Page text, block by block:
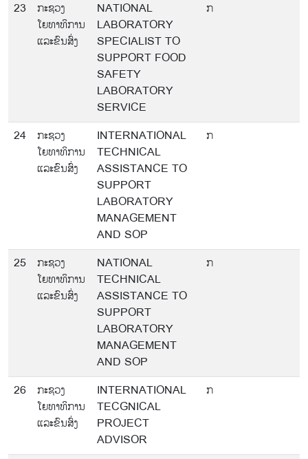
23
ກະຊວງ
ໂຍທາທິການ
ແລະຂົນສົ່ງ
NATIONAL
LABORATORY
SPECIALIST TO
SUPPORT FOOD
SAFETY
LABORATORY
SERVICE
ກ
24
ກະຊວງ
ໂຍທາທິການ
ແລະຂົນສົ່ງ
INTERNATIONAL
TECHNICAL
ASSISTANCE TO
SUPPORT
LABORATORY
MANAGEMENT
AND SOP
ກ
25
ກະຊວງ
ໂຍທາທິການ
ແລະຂົນສົ່ງ
NATIONAL
TECHNICAL
ASSISTANCE TO
SUPPORT
LABORATORY
MANAGEMENT
AND SOP
ກ
26
ກະຊວງ
ໂຍທາທິການ
ແລະຂົນສົ່ງ
INTERNATIONAL
TECGNICAL
PROJECT
ADVISOR
ກ